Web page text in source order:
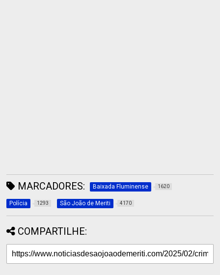
MARCADORES: Baixada Fluminense 1620
Polícia 1293 São João de Meriti 4170
COMPARTILHE: